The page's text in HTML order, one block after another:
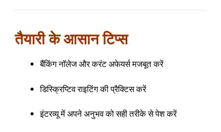
तैयारी के आसान टिप्स
बैंकिंग नॉलेज और करंट अफेयर्स मजबूत करें
डिस्क्रिप्टिव राइटिंग की प्रैक्टिस करें
इंटरव्यू में अपने अनुभव को सही तरीके से पेश करें